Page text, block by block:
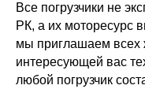
Все погрузчики не
РК, а их моторесурс
мы приглашаем всех
интересующей вас
любой погрузчик